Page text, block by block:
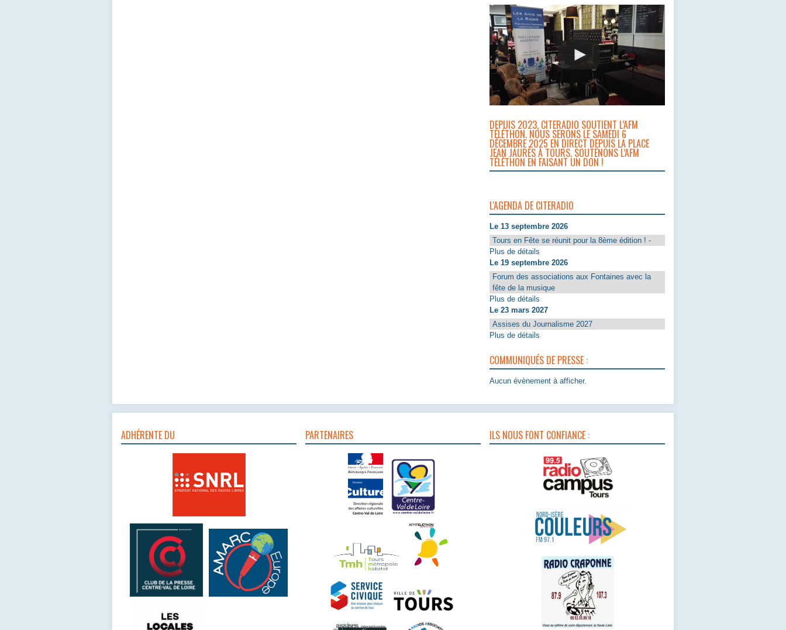
DEPUIS 2023, CITERADIO SOUTIENT L’AFM
TÉLÉTHON. NOUS SERONS LE SAMEDI 6
DÉCEMBRE 2025 EN DIRECT DEPUIS LA PLACE
JEAN JAURÈS À TOURS. SOUTENONS L’AFM
TÉLÉTHON EN FAISANT UN DON !
L'AGENDA DE CITERADIO
Le 13 septembre 2026
Tours en Fête se réunit pour la 8ème édition ! -
Plus de détails
Le 19 septembre 2026
Forum des associations aux Fontaines avec la
fête de la musique
Plus de détails
Le 23 mars 2027
Assises du Journalisme 2027
Plus de détails
COMMUNIQUÉS DE PRESSE :
Aucun évènement à afficher.
ADHÉRENTE DU PARTENAIRES ILS NOUS FONT CONFIANCE :